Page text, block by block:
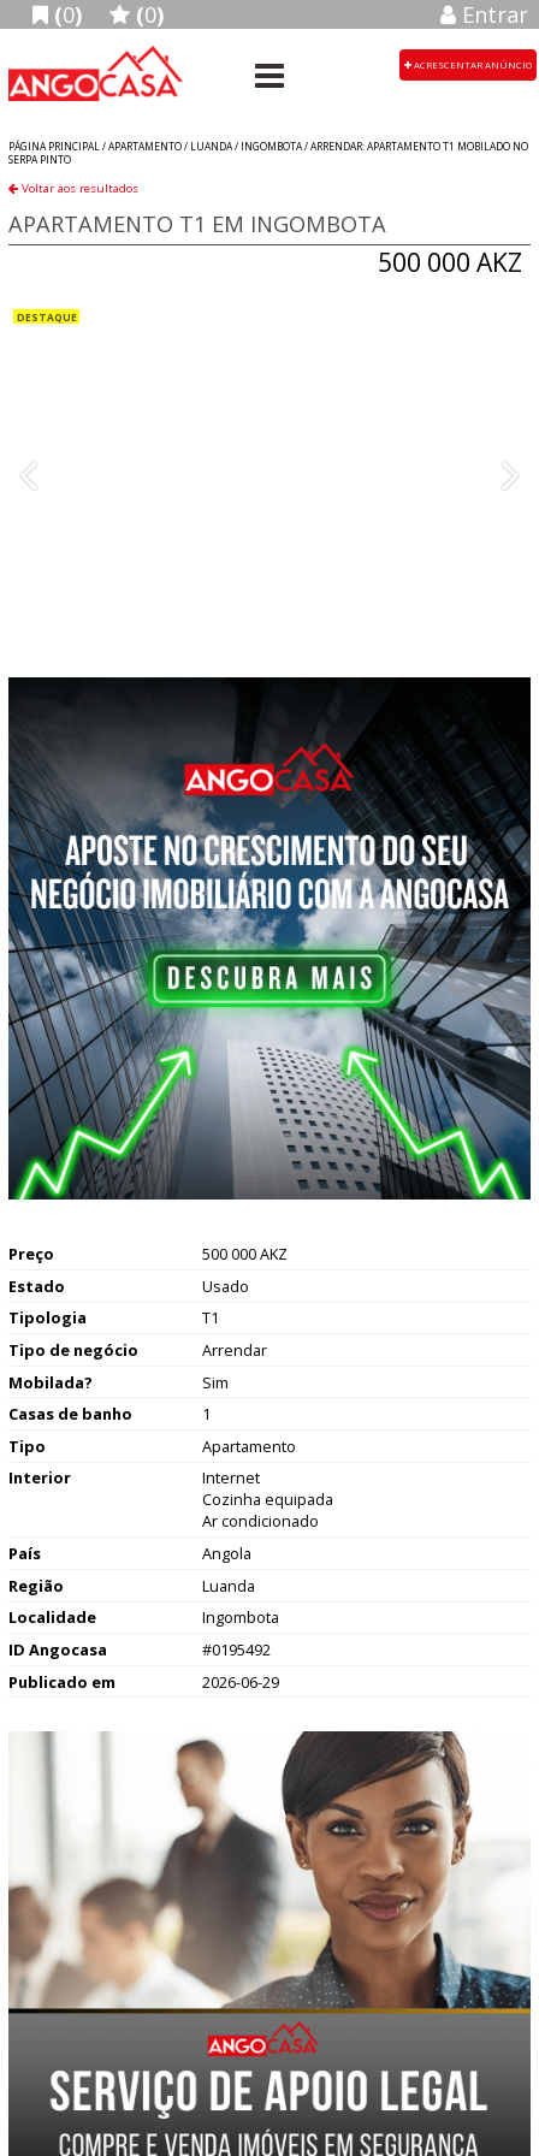
(0) (0) Entrar
ACRESCENTAR ANÚNCIO
PÁGINA PRINCIPAL /APARTAMENTO/ LUANDA/ INGOMBOTA/ARRENDAR: APARTAMENTO T1 MOBILADO NO
SERPA PINTO
Voltar aos resultados
500 000 AKZ
APARTAMENTO T1 EM INGOMBOTA
Preço
500 000 AKZ
Estado
Usado
Tipologia
T1
Tipo de negócio
Arrendar
Mobilada?
Sim
Casas de banho
1
Tipo
Apartamento
Interior
Internet
Cozinha equipada
Ar condicionado
País
Angola
Região
Luanda
Localidade
Ingombota
ID Angocasa
#0195492
Publicado em
2026-06-29